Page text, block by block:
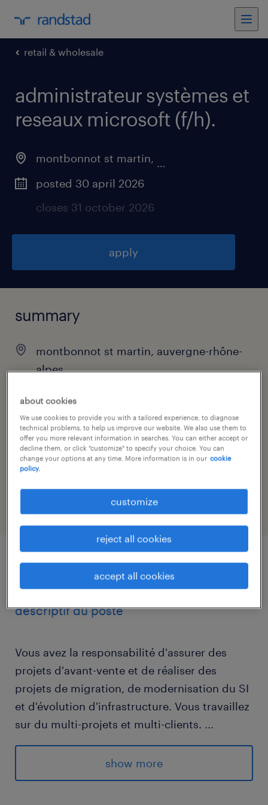
retail & wholesale
administrateur systèmes et
reseaux microsoft (f/h).
montbonnot st martin,
posted 30 april 2026
closes 31 october 2026
apply
summary
montbonnot st martin, auvergne-rhône-
alpes
job category
descriptif du poste
Vous avez la responsabilité d'assurer des
projets d'avant-vente et de réaliser des
projets de migration, de modernisation du SI
et d'évolution d'infrastructure. Vous travaillez
sur du multi-projets et multi-clients. ...
Vous êtes amené(e) à prendre en charge du
support de niveau 3 sur les infrastructures
des clients. Vous apportez conseils et
show more
about cookies
We use cookies to provide you with a tailored experience, to diagnose
technical problems, to help us improve our website. We also use them to
offer you more relevant information in searches. You can either accept or
decline them, or click "customize" to specify your choice. You can
change your options at any time. More information is in our cookie
policy.
customize
reject all cookies
accept all cookies